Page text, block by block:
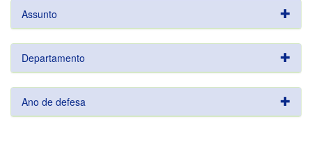
Assunto
Departamento
Ano de defesa